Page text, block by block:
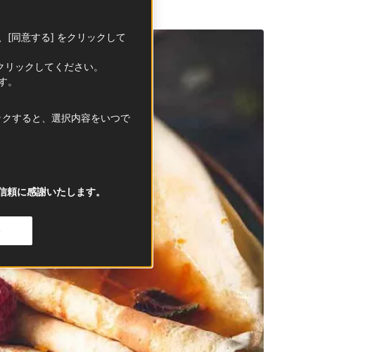
[同意する] をクリックして
ックしてください。
。
すると、選択内容をいつで
に感謝いたします。